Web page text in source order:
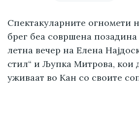
Спектакуларните огномети
брег беа совршена
летна вечер на Елена
стил“ и Љупка Митрова, кои
уживаат во Кан со своите